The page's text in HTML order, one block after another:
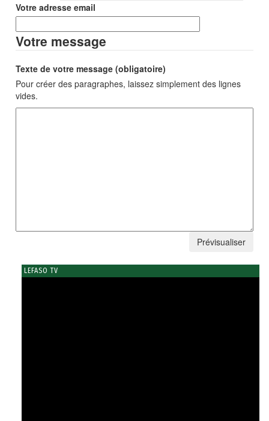
Votre adresse email
Votre message
Texte de votre message (obligatoire)
Pour créer des paragraphes, laissez simplement des lignes
vides.
LEFASO TV